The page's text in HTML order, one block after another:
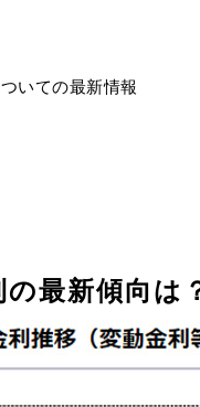
いての最新情報
最新傾向は